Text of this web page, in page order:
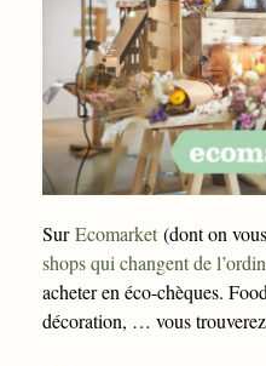
SurEcomarket (dont on
shops qui changent de
acheter en éco-chèques.
décoration, … vous